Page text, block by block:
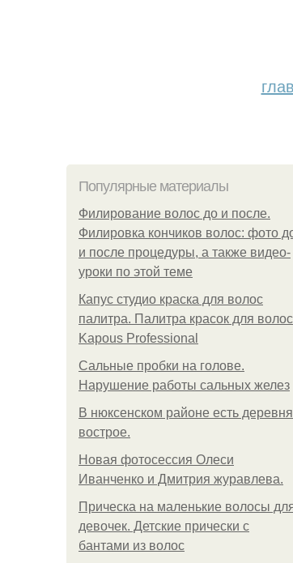
Популярные материалы
Филирование волос до и после.
Филировка кончиков волос: фото
и после процедуры, а также видео-
уроки по этой теме
Капус студио краска для волос
палитра. Палитра красок для волос
Kapous Professional
Сальные пробки на голове.
Нарушение работы сальных желез
В нюксенском районе есть деревня
вострое.
Новая фотосессия Олеси
Иванченко и Дмитрия журавлева.
Прическа на маленькие волосы
девочек. Детские прически с
бантами из волос